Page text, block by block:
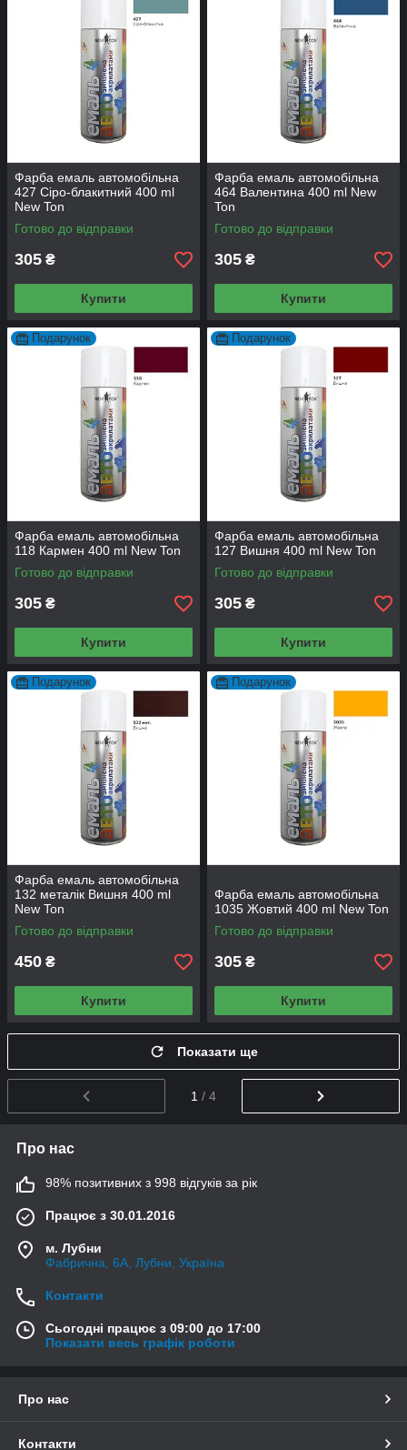
Фарба емаль автомобільна
427 Сіро-блакитний 400 ml
New Ton
Готово до відправки
305 ₴
Купити
Фарба емаль автомобільна
464 Валентина 400 ml New
Ton
Готово до відправки
305 ₴
Купити
Подарунок
Фарба емаль автомобільна
118 Кармен 400 ml New Ton
Готово до відправки
305 ₴
Купити
Подарунок
Фарба емаль автомобільна
127 Вишня 400 ml New Ton
Готово до відправки
305 ₴
Купити
Подарунок
Фарба емаль автомобільна
132 металік Вишня 400 ml
New Ton
Готово до відправки
450 ₴
Купити
Подарунок
Фарба емаль автомобільна
1035 Жовтий 400 ml New Ton
Готово до відправки
305 ₴
Купити
Показати ще
1 / 4
Про нас
98% позитивних з 998 відгуків за рік
Працює з 30.01.2016
м. Лубни
Фабрична, 6А, Лубни, Україна
Контакти
Сьогодні працює з 09:00 до 17:00
Показати весь графік роботи
Про нас
Контакти